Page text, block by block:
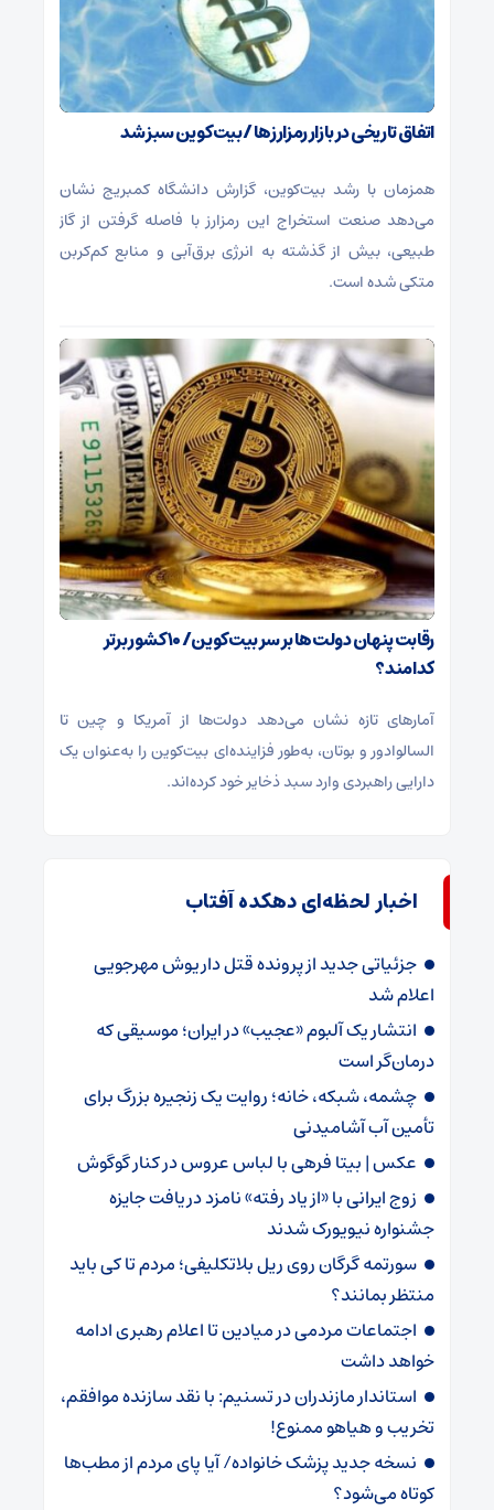
اتفاق تاریخی در بازار رمزارزها / بیت‌کوین سبز شد
همزمان با رشد بیت‌کوین، گزارش دانشگاه کمبریج نشان
می‌دهد صنعت استخراج این رمزارز با فاصله گرفتن از گاز
طبیعی، بیش از گذشته به انرژی برق‌آبی و منابع کم‌کربن
متکی شده است.
رقابت پنهان دولت‌ها بر سر بیت‌کوین/ ۱۰ کشور برتر
کدامند؟
آمارهای تازه نشان می‌دهد دولت‌ها از آمریکا و چین تا
السالوادور و بوتان، به‌طور فزاینده‌ای بیت‌کوین را به‌عنوان یک
دارایی راهبردی وارد سبد ذخایر خود کرده‌اند.
اخبار لحظه‌ای دهکده آفتاب
جزئیاتی جدید از پرونده قتل داریوش مهرجویی
اعلام شد
انتشار یک آلبوم «عجیب» در ایران؛ موسیقی که
درمان‌گر است
چشمه، شبکه، خانه؛ روایت یک زنجیره بزرگ برای
تأمین آب آشامیدنی
عکس | بیتا فرهی با لباس عروس در کنار گوگوش
زوج ایرانی با «از یاد رفته» نامزد دریافت جایزه
جشنواره نیویورک شدند
سورتمه گرگان روی ریل بلاتکلیفی؛ مردم تا کی باید
منتظر بمانند؟
اجتماعات مردمی در میادین تا اعلام رهبری ادامه
خواهد داشت
استاندار مازندران در تسنیم: با نقد سازنده موافقم،
تخریب و هیاهو ممنوع!
نسخه جدید پزشک خانواده/ آیا پای مردم از مطب‌ها‌
کوتاه می‌شود؟